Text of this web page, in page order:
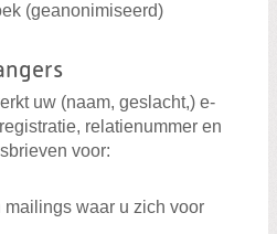
(geanonimiseerd)
uw (naam, geslacht,) e-
relatienummer en
voor:
mailings waar u zich voor